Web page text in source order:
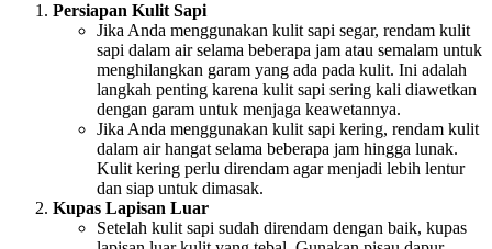
Persiapan Kulit Sapi
Jika Anda menggunakan kulit sapi segar, rendam kulit
sapi dalam air selama beberapa jam atau semalam untuk
menghilangkan garam yang ada pada kulit. Ini adalah
langkah penting karena kulit sapi sering kali diawetkan
dengan garam untuk menjaga keawetannya.
Jika Anda menggunakan kulit sapi kering, rendam kulit
dalam air hangat selama beberapa jam hingga lunak.
Kulit kering perlu direndam agar menjadi lebih lentur
dan siap untuk dimasak.
Kupas Lapisan Luar
Setelah kulit sapi sudah direndam dengan baik, kupas